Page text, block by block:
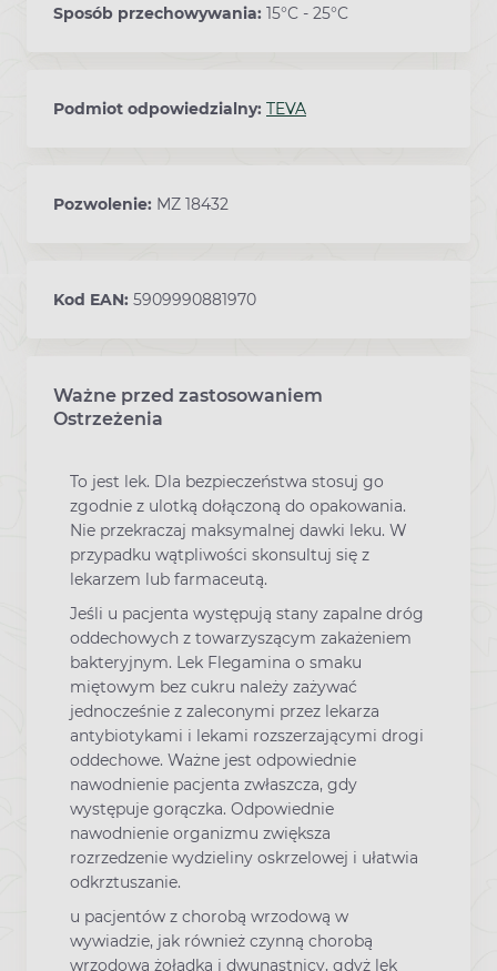
Sposób przechowywania: 15°C - 25°C
Podmiot odpowiedzialny: TEVA
Pozwolenie: MZ 18432
Kod EAN: 5909990881970
Ważne przed zastosowaniem
Ostrzeżenia
To jest lek. Dla bezpieczeństwa stosuj go
zgodnie z ulotką dołączoną do opakowania.
Nie przekraczaj maksymalnej dawki leku. W
przypadku wątpliwości skonsultuj się z
lekarzem lub farmaceutą.
Jeśli u pacjenta występują stany zapalne dróg
oddechowych z towarzyszącym zakażeniem
bakteryjnym. Lek Flegamina o smaku
miętowym bez cukru należy zażywać
jednocześnie z zaleconymi przez lekarza
antybiotykami i lekami rozszerzającymi drogi
oddechowe. Ważne jest odpowiednie
nawodnienie pacjenta zwłaszcza, gdy
występuje gorączka. Odpowiednie
nawodnienie organizmu zwiększa
rozrzedzenie wydzieliny oskrzelowej i ułatwia
odkrztuszanie.
u pacjentów z chorobą wrzodową w
wywiadzie, jak również czynną chorobą
wrzodową żołądka i dwunastnicy, gdyż lek